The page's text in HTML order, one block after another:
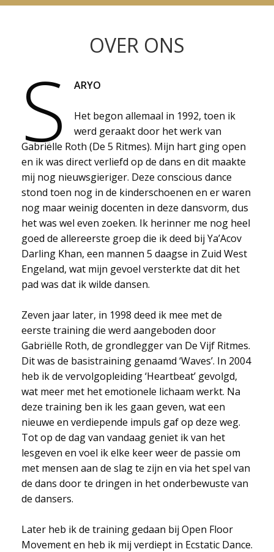
OVER ONS
S ARYO
Het begon allemaal in 1992, toen ik
werd geraakt door het werk van
Gabriëlle Roth (De 5 Ritmes). Mijn hart ging open
en ik was direct verliefd op de dans en dit maakte
mij nog nieuwsgieriger. Deze conscious dance
stond toen nog in de kinderschoenen en er waren
nog maar weinig docenten in deze dansvorm, dus
het was wel even zoeken. Ik herinner me nog heel
goed de allereerste groep die ik deed bij Ya’Acov
Darling Khan, een mannen 5 daagse in Zuid West
Engeland, wat mijn gevoel versterkte dat dit het
pad was dat ik wilde dansen.
Zeven jaar later, in 1998 deed ik mee met de
eerste training die werd aangeboden door
Gabriëlle Roth, de grondlegger van De Vijf Ritmes.
Dit was de basistraining genaamd ‘Waves’. In 2004
heb ik de vervolgopleiding ‘Heartbeat’ gevolgd,
wat meer met het emotionele lichaam werkt. Na
deze training ben ik les gaan geven, wat een
nieuwe en verdiepende impuls gaf op deze weg.
Tot op de dag van vandaag geniet ik van het
lesgeven en voel ik elke keer weer de passie om
met mensen aan de slag te zijn en via het spel van
de dans door te dringen in het onderbewuste van
de dansers.
Later heb ik de training gedaan bij Open Floor
Movement en heb ik mij verdiept in Ecstatic Dance.